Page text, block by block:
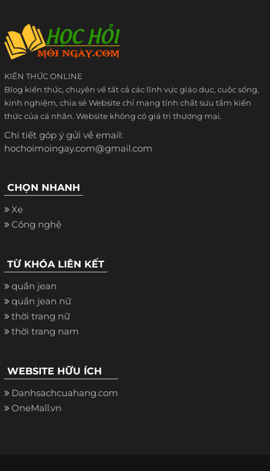
KIẾN THỨC ONLINE
Blog kiến thức, chuyên về tất cả các lĩnh vực giáo dục, cuộc sống,
kinh nghiệm, chia sẻ Website chỉ mang tính chất sưu tầm kiến
thức của cá nhân. Website không có giá trị thương mại.
Chi tiết góp ý gửi về email:
hochoimoingay.com@gmail.com
CHỌN NHANH
Xe
Công nghệ
TỪ KHÓA LIÊN KẾT
quần jean
quần jean nữ
thời trang nữ
thời trang nam
WEBSITE HỮU ÍCH
Danhsachcuahang.com
OneMall.vn